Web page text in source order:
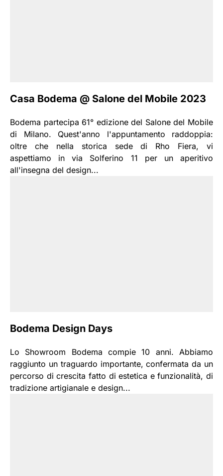
Casa Bodema @ Salone del Mobile 2023
Bodema partecipa 61° edizione del Salone del Mobile
di Milano. Quest'anno l'appuntamento raddoppia:
oltre che nella storica sede di Rho Fiera, vi
aspettiamo in via Solferino 11 per un aperitivo
all'insegna del design...
Bodema Design Days
Lo Showroom Bodema compie 10 anni. Abbiamo
raggiunto un traguardo importante, confermata da un
percorso di crescita fatto di estetica e funzionalità, di
tradizione artigianale e design...